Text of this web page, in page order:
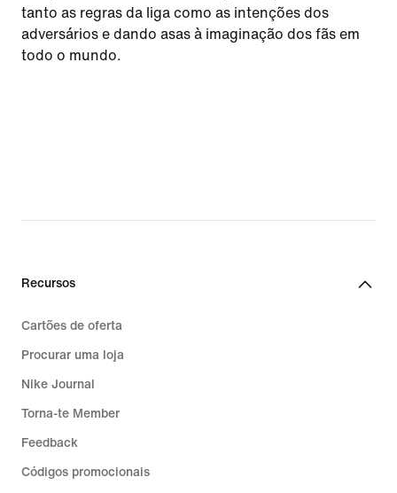
tanto as regras da liga como as intenções dos
adversários e dando asas à imaginação dos fãs em
todo o mundo.
Recursos
Cartões de oferta
Procurar uma loja
Nike Journal
Torna-te Member
Feedback
Códigos promocionais